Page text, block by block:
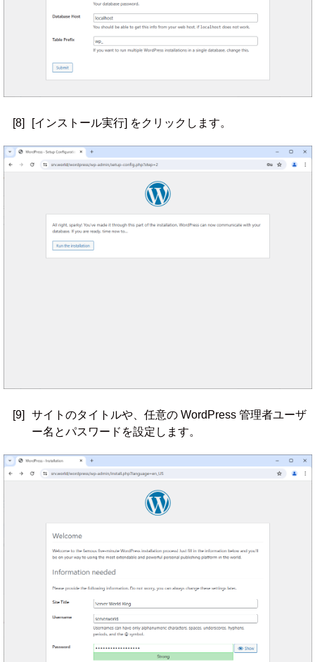
[8] [インストール実行] をクリックします。
[9]
サイトのタイトルや、任意の WordPress 管理者ユーザ
ー名とパスワードを設定します。